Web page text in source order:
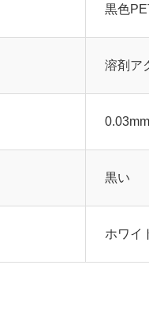
黒色
溶剤ア
黒い
ホワイ